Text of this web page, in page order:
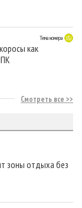
Тема номера
как
Смотреть все
зоны отдыха без